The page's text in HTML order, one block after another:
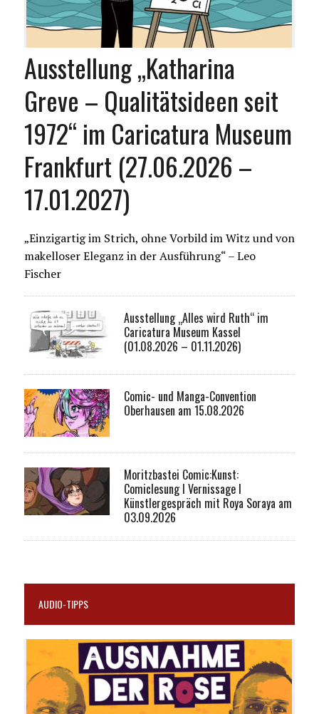
Ausstellung „Katharina
Greve – Qualitätsideen seit
1972“ im Caricatura Museum
Frankfurt (27.06.2026 –
17.01.2027)
„Einzigartig im Strich, ohne Vorbild im Witz und von
makelloser Eleganz in der Ausführung“ – Leo
Fischer
Ausstellung „Alles wird Ruth“ im
Caricatura Museum Kassel
(01.08.2026 – 01.11.2026)
Comic- und Manga-Convention
Oberhausen am 15.08.2026
Moritzbastei Comic:Kunst:
Comiclesung I Vernissage I
Künstlergespräch mit Roya Soraya am
03.09.2026
AUDIO-TIPPS